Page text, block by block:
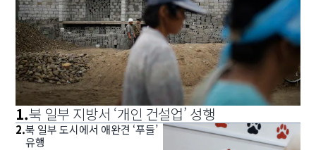
1.북 일부 지방서 ‘개인 건설업’ 성행
2.북 일부 도시에서 애완견 ‘푸들’
유행